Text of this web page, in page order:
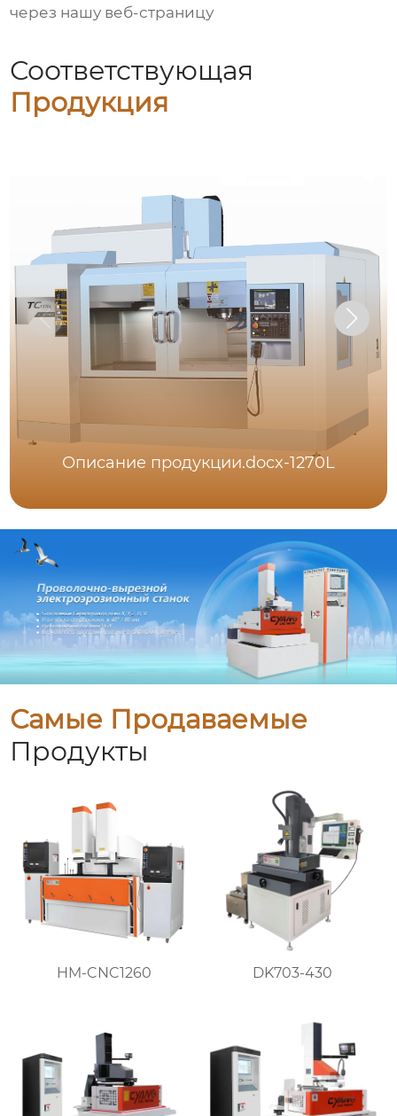
через нашу веб-страницу
Соответствующая
Продукция
Описание продукции.docx-1270L
Самые Продаваемые
Продукты
HM-CNC1260 DK703-430